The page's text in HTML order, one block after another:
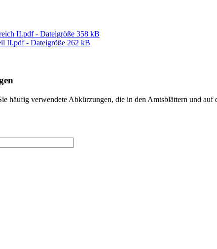
II.pdf - Dateigröße 358 kB
II.pdf - Dateigröße 262 kB
häufig verwendete Abkürzungen, die in den Amtsblättern und